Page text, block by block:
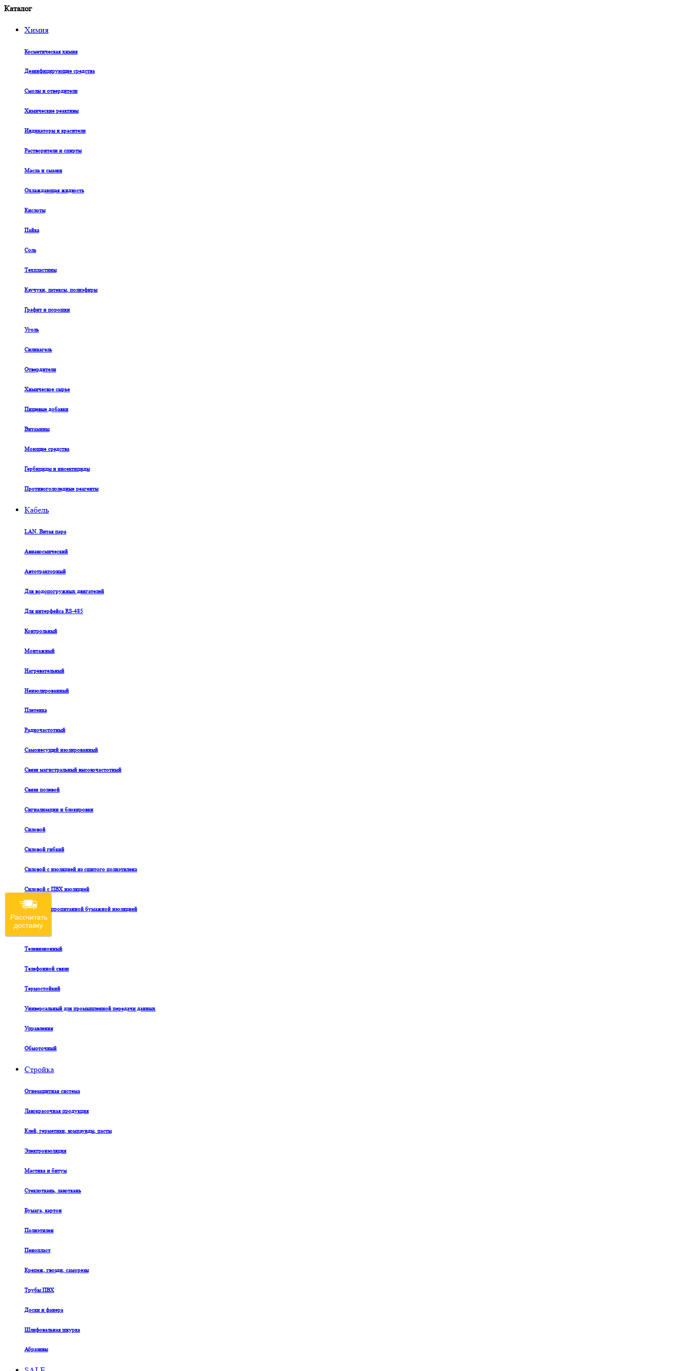
Каталог
Химия
Косметическая химия
Дезинфицирующие средства
Смолы и отвердители
Химические реактивы
Индикаторы и красители
Растворители и спирты
Масла и смазки
Охлаждающая жидкость
Кислоты
Пайка
Соль
Техпластины
Каучуки, латексы, полиэфиры
Графит и порошки
Уголь
Силикагель
Отвердители
Химическое сырье
Пищевые добавки
Витамины
Моющие средства
Гербициды и инсектициды
Противогололедные реагенты
Кабель
LAN. Витая пара
Авиакосмический
Автотракторный
Для водопогружных двигателей
Для интерфейса RS-485
Контрольный
Монтажный
Нагревательный
Неизолированный
Плетенка
Радиочастотный
Самонесущий изолированный
Связи магистральный высокочастотный
Связи полевой
Сигнализации и блокировки
Силовой
Силовой гибкий
Силовой с изоляцией из сшитого полиэтилена
Силовой с ПВХ изоляцией
Силовой с пропитанной бумажной изоляцией
Судовой
Телевизионный
Телефонной связи
Термостойкий
Универсальный для промышленной передачи данных
Управления
Обмоточный
Стройка
Огнезащитная система
Лакокрасочная продукция
Клей, герметики, компаунды, пасты
Электроизоляция
Мастика и битум
Стеклоткань, лакоткань
Бумага, картон
Полиэтилен
Пенопласт
Крепеж, гвозди, саморезы
Трубы ПВХ
Доски и фанера
Шлифовальная шкурка
Абразивы
Рассчитать
доставку